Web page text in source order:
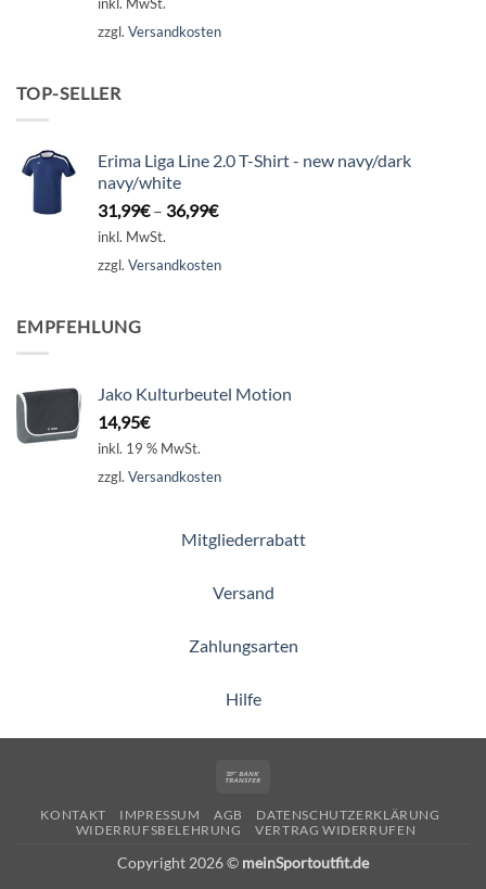
zzgl. Versandkosten
TOP-SELLER
Erima Liga Line 2.0 T-Shirt - new navy/dark
navy/white
31,99€– 36,99€
inkl. MwSt.
zzgl. Versandkosten
EMPFEHLUNG
Jako Kulturbeutel Motion
14,95€
inkl. 19 % MwSt.
zzgl. Versandkosten
Mitgliederrabatt
Versand
Zahlungsarten
Hilfe
KONTAKT IMPRESSUM AGB
DATENSCHUTZERKLÄRUNG
WIDERRUFSBELEHRUNG
VERTRAG WIDERRUFEN
Copyright 2026 © meinSportoutfit.de